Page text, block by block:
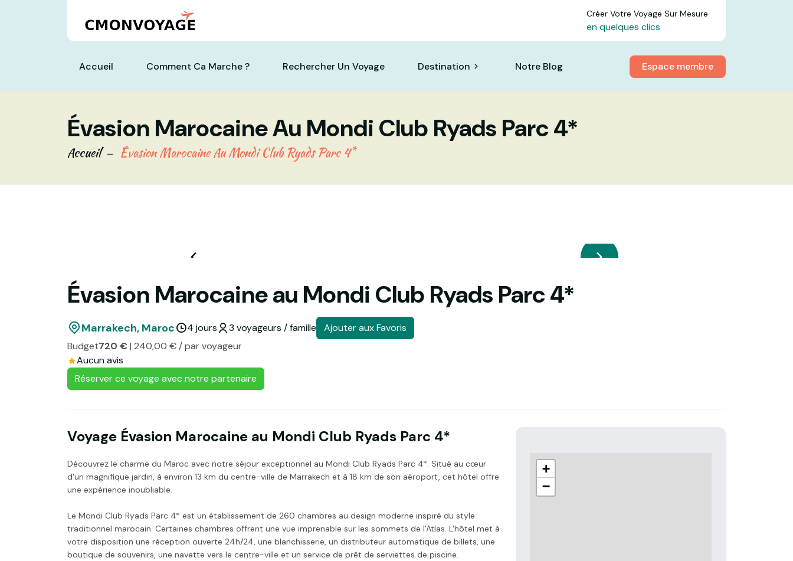
Créer Votre Voyage Sur Mesure
en quelques clics
Accueil Comment Ca Marche ? Rechercher Un Voyage Destination Notre Blog Espace membre
Évasion Marocaine Au Mondi Club Ryads Parc 4*
Accueil Évasion Marocaine Au Mondi Club Ryads Parc 4*
Évasion Marocaine au Mondi Club Ryads Parc 4*
Marrakech, Maroc 4 jours 3 voyageurs / famille
Ajouter aux Favoris
Budget720 €| 240,00 € / par voyageur
Aucun avis
Réserver ce voyage avec notre partenaire
Voyage Évasion Marocaine au Mondi Club Ryads Parc 4*
Découvrez le charme du Maroc avec notre séjour exceptionnel au Mondi Club Ryads Parc 4*. Situé au cœur
d'un magnifique jardin, à environ 13 km du centre-ville de Marrakech et à 18 km de son aéroport, cet hôtel offre
une expérience inoubliable.
Le Mondi Club Ryads Parc 4* est un établissement de 260 chambres au design moderne inspiré du style
traditionnel marocain. Certaines chambres offrent une vue imprenable sur les sommets de l'Atlas. L'hôtel met à
votre disposition une réception ouverte 24h/24, une blanchisserie, un distributeur automatique de billets, une
boutique de souvenirs, une navette vers le centre-ville et un service de prêt de serviettes de piscine.
+
−